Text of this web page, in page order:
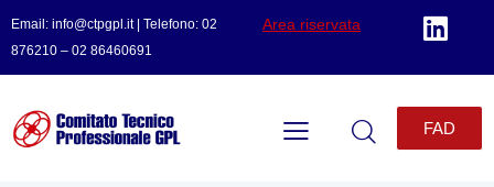
Email: info@ctpgpl.it | Telefono: 02
876210 – 02 86460691
Area riservata
FAD